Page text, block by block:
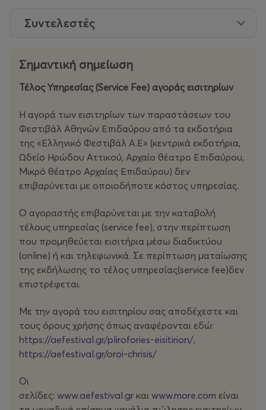
που φωτίζουν με καθαρότητα την έρευνα της
επικαιροποιημένη εκδοχή του αρχικού γραπτού score.
Ως σόλο, συμπυκνώνει βασικά στοιχεία της πρακτικής
της: την προσοχή, την εσωτερική εγρήγορση και την
αποκωδικοποίηση της εμπειρίας τη στιγμή της
εκτύλιξής της. Ακολουθεί το As Holy Sites Go (2011), το
ντουέτο των Τζανίν Ντέρνινγκ και Ρος Γουόρμπι, που
αποτελεί διασκευή της ίδιας παρτιτούρας.
Σχεδιασμένες να παράγουν αυτόνομες αποκρίσεις
χωρίς να χάνουν τον δομικό τους χαρακτήρα, οι
παρτιτούρες της Ντέμπορα Χέι επιτρέπουν σε άλλους
ερμηνευτές να αναμετρηθούν προσωπικά με το έργο
της και να το μετασχηματίσουν. Στη διαδοχική τους
ανάπτυξη, το κοινό έχει τη σπάνια δυνατότητα να
κατανοήσει πώς μπορεί να γεννηθούν διαφορετικές
εκδοχές από την ίδια χορογραφική παρτιτούρα.
Το αφιέρωμα στη Ντέμπορα Χέι εκτείνεται και πέρα
από τη σκηνή, ανοίγοντας έναν ευρύτερο χώρο
εμπειρίας γύρω από τον τρόπο εργασίας της, τη γραφή
ως εργαλείο δημιουργίας και τις διαδρομές μέσα από
τις οποίες το No Time To Fly, έργο άξονας του
Συντελεστές
Σημαντική σημείωση
Τέλος Υπηρεσίας (Service Fee) αγοράς εισιτηρίων
Η αγορά των εισιτηρίων των παραστάσεων του
Φεστιβάλ Αθηνών Επιδαύρου από τα εκδοτήρια
της «Ελληνικό Φεστιβάλ Α.Ε» (κεντρικά εκδοτήρια,
Ωδείο Ηρώδου Αττικού, Αρχαίο θέατρο Επιδαύρου,
Μικρό θέατρο Αρχαίας Επιδαύρου) δεν
επιβαρύνεται με οποιοδήποτε κόστος υπηρεσίας.
Ο αγοραστής επιβαρύνεται με την καταβολή
τέλους υπηρεσίας (service fee), στην περίπτωση
που προμηθεύεται εισιτήρια μέσω διαδικτύου
(οnline) ή και τηλεφωνικά. Σε περίπτωση ματαίωσης
της εκδήλωσης το τέλος υπηρεσίας(service fee)δεν
επιστρέφεται.
Με την αγορά του εισιτηρίου σας αποδέχεστε και
τους όρους χρήσης όπως αναφέρονται εδώ:
https://aefestival.gr/plirofories-eisitirion/,
https://aefestival.gr/oroi-chrisis/
Οι
σελίδες: www.aefestival.gr και www.more.com είναι